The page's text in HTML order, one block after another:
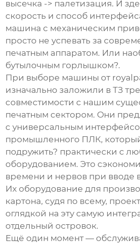
высечка -> палетизация. И
скорость и способ
машина с механическим
просто не успевать за
печатным аппаратом. Или
бутылочным горлышком?.
При выборе машины от
изначально заложили в ТЗ
совместимости с нашим
печатным сектором. Они
с универсальным
промышленного ПЛК,
подружить? практически с
оборудованием. Это
времени и нервов при вводе
Их оборудование для
картона, судя по всему,
оглядкой на эту самую
отдельный островок.
Ещё один момент —